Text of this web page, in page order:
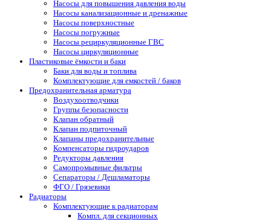
Насосы для повышения давления воды
Насосы канализационные и дренажные
Насосы поверхностные
Насосы погружные
Насосы рециркуляционные ГВС
Насосы циркуляционные
Пластиковые ёмкости и баки
Баки для воды и топлива
Комплектующие для емкостей / баков
Предохранительная арматура
Воздухоотводчики
Группы безопасности
Клапан обратный
Клапан подпиточный
Клапаны предохранительные
Компенсаторы гидроударов
Редукторы давления
Самопромывные фильтры
Сепараторы / Дешламаторы
ФГО / Грязевики
Радиаторы
Комплектующие к радиаторам
Компл. для секционных